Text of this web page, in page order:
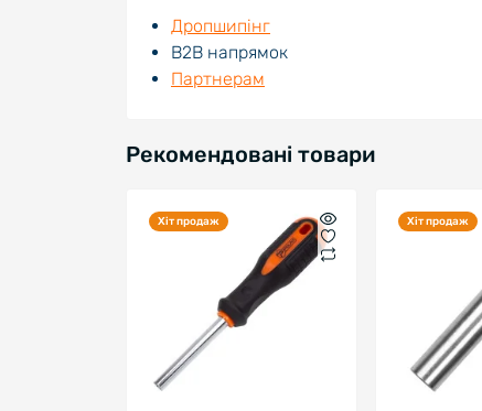
Дропшипінг
В2В напрямок
Партнерам
Рекомендовані товари
Хіт продаж Хіт продаж